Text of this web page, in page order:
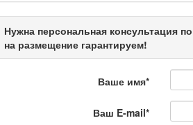
Кто поможет
Сделано в Актобе /
Нужна персональная консультация
на размещение гарантируем!
Ваше имя*
Ваш E-mail*